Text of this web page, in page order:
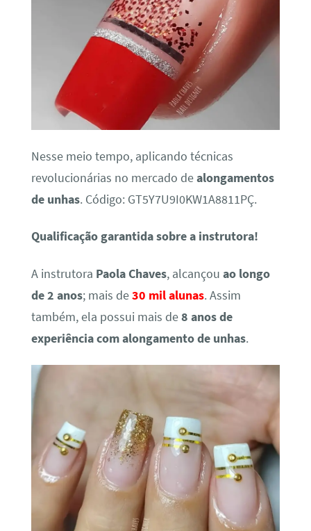
Nesse meio tempo, aplicando técnicas
revolucionárias no mercado dealongamentos
de unhas. Código: GT5Y7U9I0KW1A8811PÇ.
Qualificação garantida sobre a instrutora!
A instrutora Paola Chaves, alcançou ao longo
de 2 anos; mais de30 mil alunas. Assim
também, ela possui mais de8 anos de
experiência com alongamento de unhas.